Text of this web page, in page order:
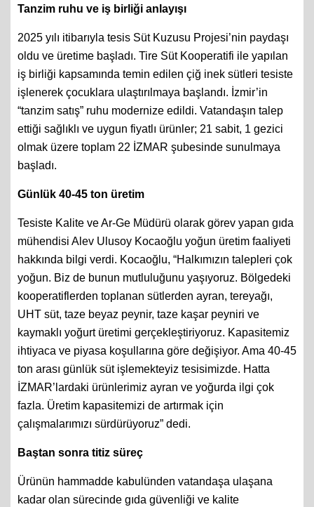
Tanzim ruhu ve iş birliği anlayışı
2025 yılı itibarıyla tesis Süt Kuzusu Projesi’nin paydaşı
oldu ve üretime başladı. Tire Süt Kooperatifi ile yapılan
iş birliği kapsamında temin edilen çiğ inek sütleri tesiste
işlenerek çocuklara ulaştırılmaya başlandı. İzmir’in
“tanzim satış” ruhu modernize edildi. Vatandaşın talep
ettiği sağlıklı ve uygun fiyatlı ürünler; 21 sabit, 1 gezici
olmak üzere toplam 22 İZMAR şubesinde sunulmaya
başladı.
Günlük 40-45 ton üretim
Tesiste Kalite ve Ar-Ge Müdürü olarak görev yapan gıda
mühendisi Alev Ulusoy Kocaoğlu yoğun üretim faaliyeti
hakkında bilgi verdi. Kocaoğlu, “Halkımızın talepleri çok
yoğun. Biz de bunun mutluluğunu yaşıyoruz. Bölgedeki
kooperatiflerden toplanan sütlerden ayran, tereyağı,
UHT süt, taze beyaz peynir, taze kaşar peyniri ve
kaymaklı yoğurt üretimi gerçekleştiriyoruz. Kapasitemiz
ihtiyaca ve piyasa koşullarına göre değişiyor. Ama 40-45
ton arası günlük süt işlemekteyiz tesisimizde. Hatta
İZMAR’lardaki ürünlerimiz ayran ve yoğurda ilgi çok
fazla. Üretim kapasitemizi de artırmak için
çalışmalarımızı sürdürüyoruz” dedi.
Baştan sonra titiz süreç
Ürünün hammadde kabulünden vatandaşa ulaşana
kadar olan sürecinde gıda güvenliği ve kalite